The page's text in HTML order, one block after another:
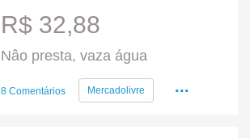
R$ 32,88
Nâo presta, vaza água
8 Comentários Mercadolivre ...